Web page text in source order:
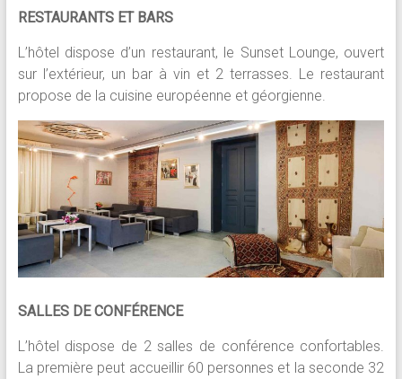
RESTAURANTS ET BARS
L’hôtel dispose d’un restaurant, le Sunset Lounge, ouvert
sur l’extérieur, un bar à vin et 2 terrasses. Le restaurant
propose de la cuisine européenne et géorgienne.
SALLES DE CONFÉRENCE
L’hôtel dispose de 2 salles de conférence confortables.
La première peut accueillir 60 personnes et la seconde 32